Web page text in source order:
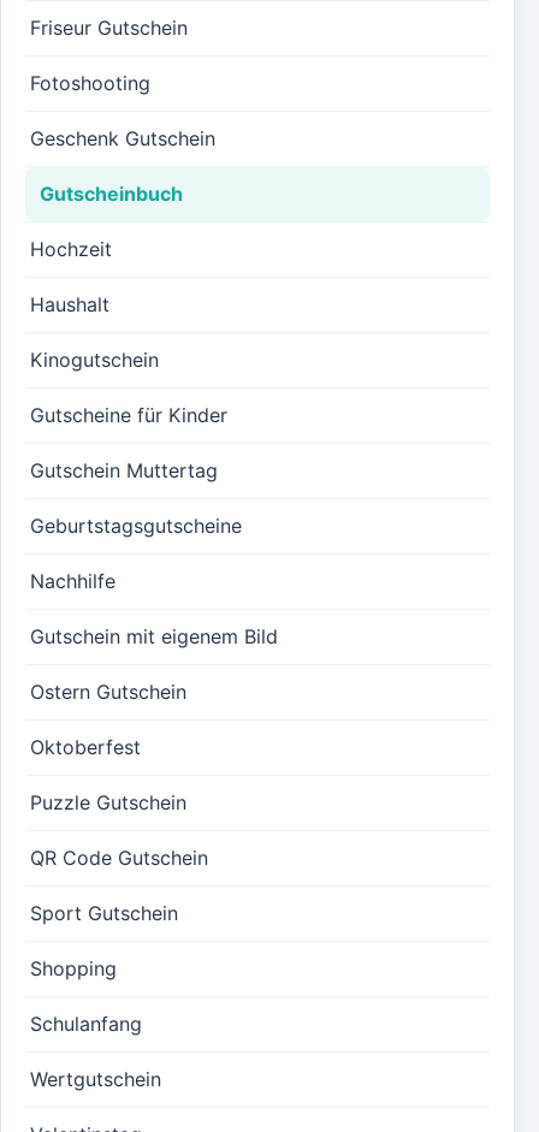
Friseur Gutschein
Fotoshooting
Geschenk Gutschein
Gutscheinbuch
Hochzeit
Haushalt
Kinogutschein
Gutscheine für Kinder
Gutschein Muttertag
Geburtstagsgutscheine
Nachhilfe
Gutschein mit eigenem Bild
Ostern Gutschein
Oktoberfest
Puzzle Gutschein
QR Code Gutschein
Sport Gutschein
Shopping
Schulanfang
Wertgutschein